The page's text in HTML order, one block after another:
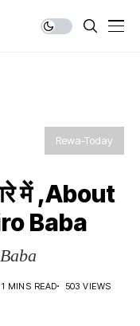
Rewa-Today
में ,About
Baba
1 MINS READ 503 VIEWS